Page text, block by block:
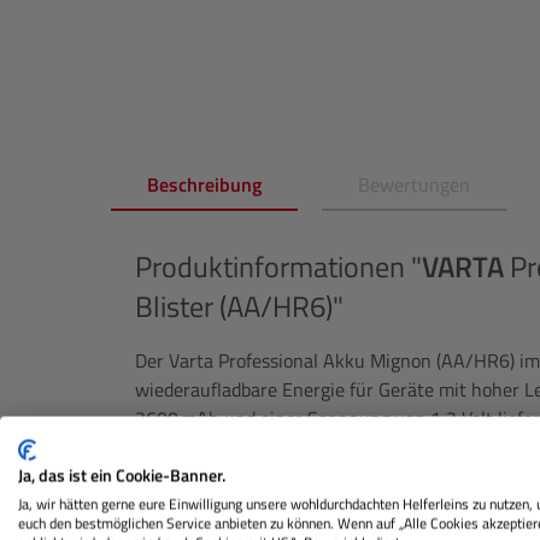
Beschreibung Bewertungen
Produktinformationen "VARTA
Blister (AA/HR6)"
Der Varta Professional Akku Mignon (AA/HR6)
wiederaufladbare Energie für Geräte mit hoher
2600 mAh und einer Spannung von 1,2 Volt
ausdauernde Leistung und ist ideal für den
Taschenlampen oder kabellosen Eingabegeräten
Langlebig, umweltfreundlich und universell
Ja, das ist ein Cookie-Banner.
Ja, wir hätten gerne eure Einwilligung unsere wohldurchdachten Helferleins zu nutzen,
euch den bestmöglichen Service anbieten zu können. Wenn auf „Alle Cookies